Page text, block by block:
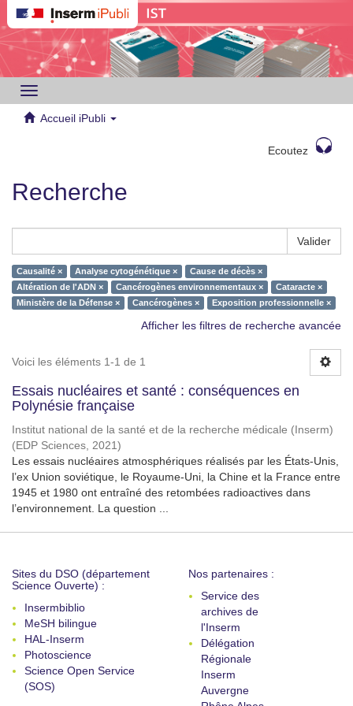
Toggle
navigation
Accueil iPubli
Ecoutez
Recherche
Valider
Causalité × Analyse cytogénétique ×
Cause de décès ×
Altération de l'ADN ×
Cancérogènes environnementaux ×
Cataracte ×
Ministère de la Défense ×
Cancérogènes × Exposition professionnelle ×
Afficher les filtres de recherche avancée
Voici les éléments 1-1 de 1
Essais nucléaires et santé : conséquences en
Polynésie française
Institut national de la santé et de la recherche médicale (Inserm)
(EDP Sciences, 2021)
Les essais nucléaires atmosphériques réalisés par les États-Unis,
l’ex Union soviétique, le Royaume-Uni, la Chine et la France entre
1945 et 1980 ont entraîné des retombées radioactives dans
l’environnement. La question ...
Sites du DSO (département
Science Ouverte) :
Insermbiblio
MeSH bilingue
HAL-Inserm
Photoscience
Science Open Service
(SOS)
Nos partenaires :
Service des
archives de
l'Inserm
Délégation
Régionale
Inserm
Auvergne